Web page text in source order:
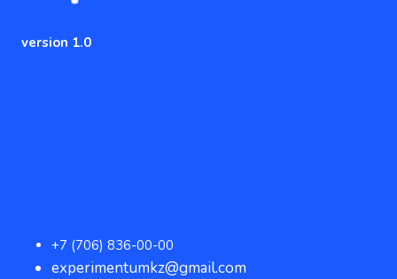
version 1.0
+7 (706) 836-00-00
experimentumkz@gmail.com